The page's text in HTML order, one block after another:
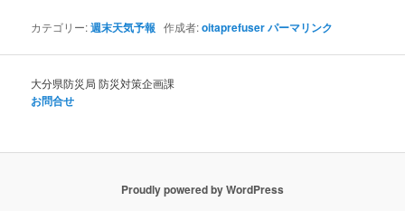
カテゴリー:週末天気予報 作成者:oitaprefuserパーマリンク
大分県防災局 防災対策企画課
お問合せ
Proudly powered by WordPress